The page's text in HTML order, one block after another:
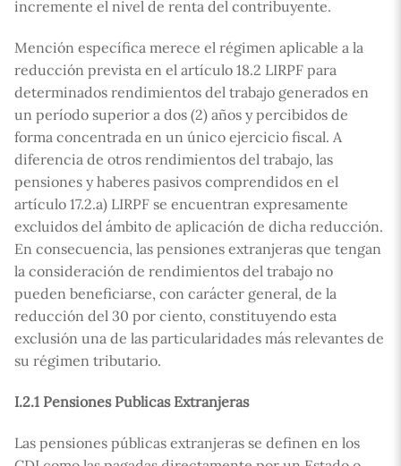
incremente el nivel de renta del contribuyente.
Mención específica merece el régimen aplicable a la
reducción prevista en el artículo 18.2 LIRPF para
determinados rendimientos del trabajo generados en
un período superior a dos (2) años y percibidos de
forma concentrada en un único ejercicio fiscal. A
diferencia de otros rendimientos del trabajo, las
pensiones y haberes pasivos comprendidos en el
artículo 17.2.a) LIRPF se encuentran expresamente
excluidos del ámbito de aplicación de dicha reducción.
En consecuencia, las pensiones extranjeras que tengan
la consideración de rendimientos del trabajo no
pueden beneficiarse, con carácter general, de la
reducción del 30 por ciento, constituyendo esta
exclusión una de las particularidades más relevantes de
su régimen tributario.
I.2.1 Pensiones Publicas Extranjeras
Las pensiones públicas extranjeras se definen en los